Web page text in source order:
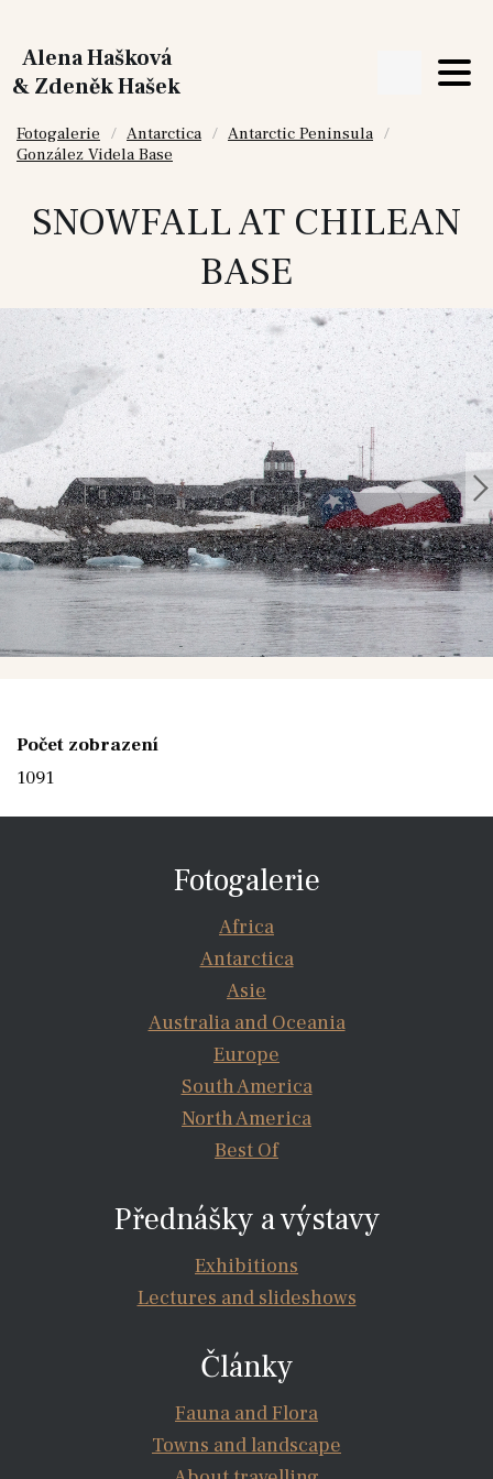
Alena Hašková
& Zdeněk Hašek
Fotogalerie Antarctica
Antarctic Peninsula
González Videla Base
SNOWFALL AT CHILEAN
BASE
Počet zobrazení
1091
Fotogalerie
Africa
Antarctica
Asie
Australia and Oceania
Europe
South America
North America
Best Of
Přednášky a výstavy
Exhibitions
Lectures and slideshows
Články
Fauna and Flora
Towns and landscape